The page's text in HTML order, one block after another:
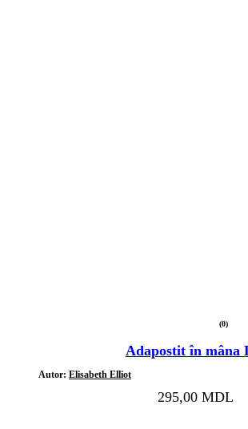
0
(0)
Adapostit în mâna
Autor: Elisabeth Elliot
295,00 MDL